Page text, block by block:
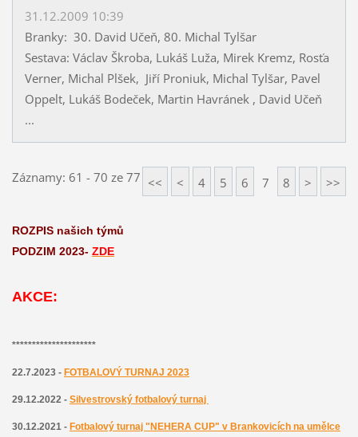
31.12.2009 10:39
Branky: 30. David Učeň, 80. Michal Tylšar
Sestava: Václav Škroba, Lukáš Luža, Mirek Kremz, Rosťa
Verner, Michal Plšek, Jiří Proniuk, Michal Tylšar, Pavel
Oppelt, Lukáš Bodeček, Martin Havránek , David Učeň
...
Záznamy: 61 - 70 ze 77 << < 4 5 6 7 8 > >>
ROZPIS našich týmů
PODZIM 2023- ZDE
AKCE:
*********************
22.7.2023 - FOTBALOVÝ TURNAJ 2023
29.12.2022 - Silvestrovský fotbalový turnaj
30.12.2021 - Fotbalový turnaj "NEHERA CUP" v Brankovicích na umělce